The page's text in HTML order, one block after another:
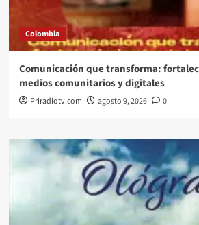
Colombia
Comunicación que transforma:
medios comunitarios y digitales
Priradiotv.com agosto 9, 2026 0